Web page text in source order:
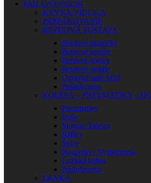
RÁM A PODVOZOK
KYVNÁ VIDLICA
PREPÁKOVANIE
BRZDOVÁ SÚSTAVA
Brzdové platničky
Brzdové kotúče
Brzdové hadice
Brzdové pedále
Opravné sady bŕzd
Príslušenstvo
KOLESÁ – PNEUMATIKY –
Pneumatiky
Duše
Mousse-Tubliss
Ráfiky
Špice
Rozperky / Vymedzenia
Ložiská kolies
Príslušenstvo
LANKÁ